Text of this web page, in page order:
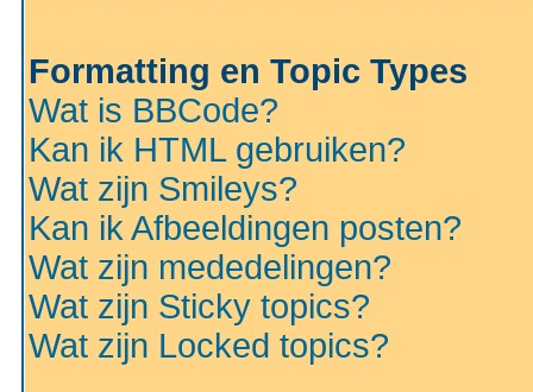
Formatting en Topic Types
Wat is BBCode?
Kan ik HTML gebruiken?
Wat zijn Smileys?
Kan ik Afbeeldingen posten?
Wat zijn mededelingen?
Wat zijn Sticky topics?
Wat zijn Locked topics?